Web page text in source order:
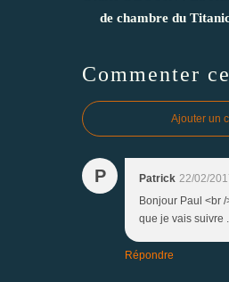
de chambre du
Commenter
Ajouter un
P Patrick 22/02/
Bonjour Paul <br
que je vais suivre
Répondre